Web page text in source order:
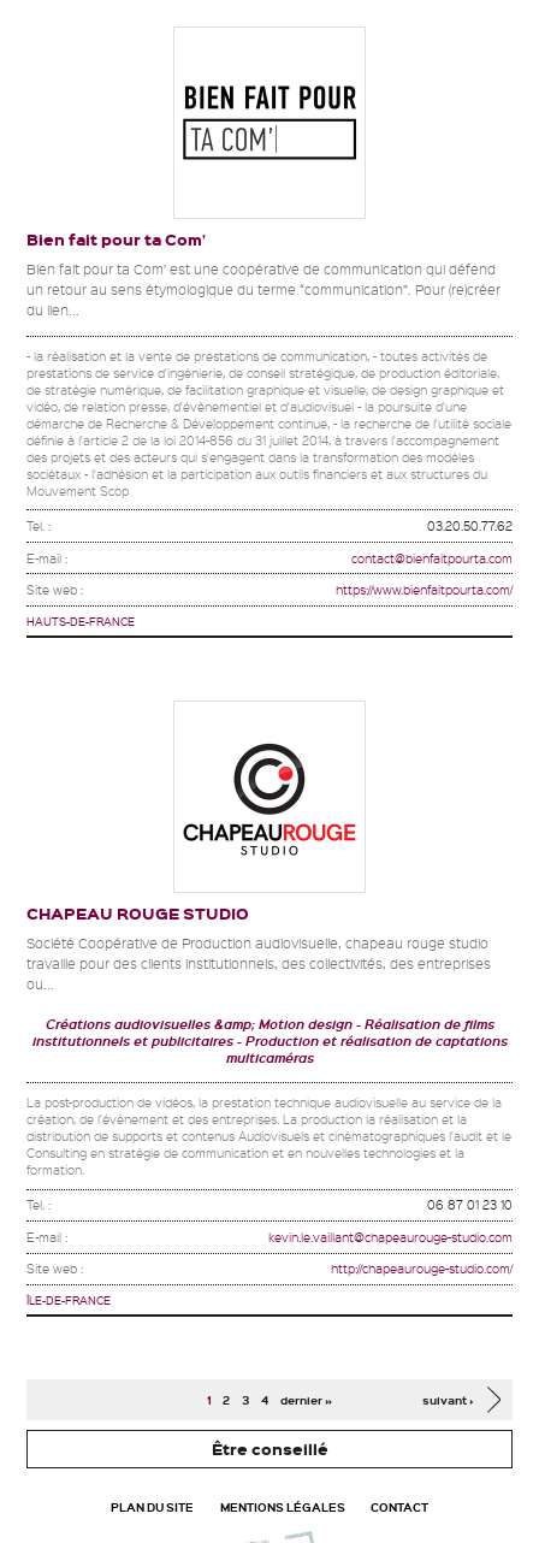
Bien fait pour ta Com’
Bien fait pour ta Com’ est une coopérative de communication qui défend
un retour au sens étymologique du terme “communication”. Pour (re)créer
du lien...
- la réalisation et la vente de prestations de communication, - toutes activités de
prestations de service d'ingénierie, de conseil stratégique, de production éditoriale,
de stratégie numérique, de facilitation graphique et visuelle, de design graphique et
vidéo, de relation presse, d'évènementiel et d'audiovisuel - la poursuite d'une
démarche de Recherche & Développement continue, - la recherche de l'utilité sociale
définie à l'article 2 de la loi 2014-856 du 31 juillet 2014, à travers l'accompagnement
des projets et des acteurs qui s'engagent dans la transformation des modèles
sociétaux - l'adhésion et la participation aux outils financiers et aux structures du
Mouvement Scop
Tel. : 03.20.50.77.62
E-mail : contact@bienfaitpourta.com
Site web : https://www.bienfaitpourta.com/
HAUTS-DE-FRANCE
CHAPEAU ROUGE STUDIO
Société Coopérative de Production audiovisuelle, chapeau rouge studio
travaille pour des clients institutionnels, des collectivités, des entreprises
ou...
Créations audiovisuelles &amp; Motion design
Réalisation de films
institutionnels et publicitaires
Production et réalisation de captations
multicaméras
La post-production de vidéos, la prestation technique audiovisuelle au service de la
création, de l'évènement et des entreprises. La production la réalisation et la
distribution de supports et contenus Audiovisuels et cinématographiques l'audit et le
Consulting en stratégie de communication et en nouvelles technologies et la
formation.
Tel. : 06 87 01 23 10
E-mail : kevin.le.vaillant@chapeaurouge-studio.com
Site web : http://chapeaurouge-studio.com/
ÎLE-DE-FRANCE
1 2 3 4 suivant ›
dernier »
Être conseillé
PLAN DU SITE MENTIONS LÉGALES CONTACT